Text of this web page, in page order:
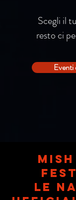
Scegli il
resto ci
Eventi
le